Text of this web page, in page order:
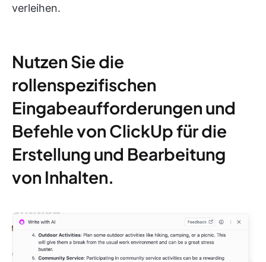
verleihen.
Nutzen Sie die
rollenspezifischen
Eingabeaufforderungen und
Befehle von ClickUp für die
Erstellung und Bearbeitung
von Inhalten.